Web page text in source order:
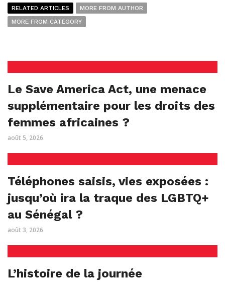
RELATED ARTICLES
MORE FROM AUTHOR
MORE FROM CATEGORY
Le Save America Act, une menace
supplémentaire pour les droits des
femmes africaines ?
août 5, 2026
Téléphones saisis, vies exposées :
jusqu’où ira la traque des LGBTQ+
au Sénégal ?
août 3, 2026
L’histoire de la journée